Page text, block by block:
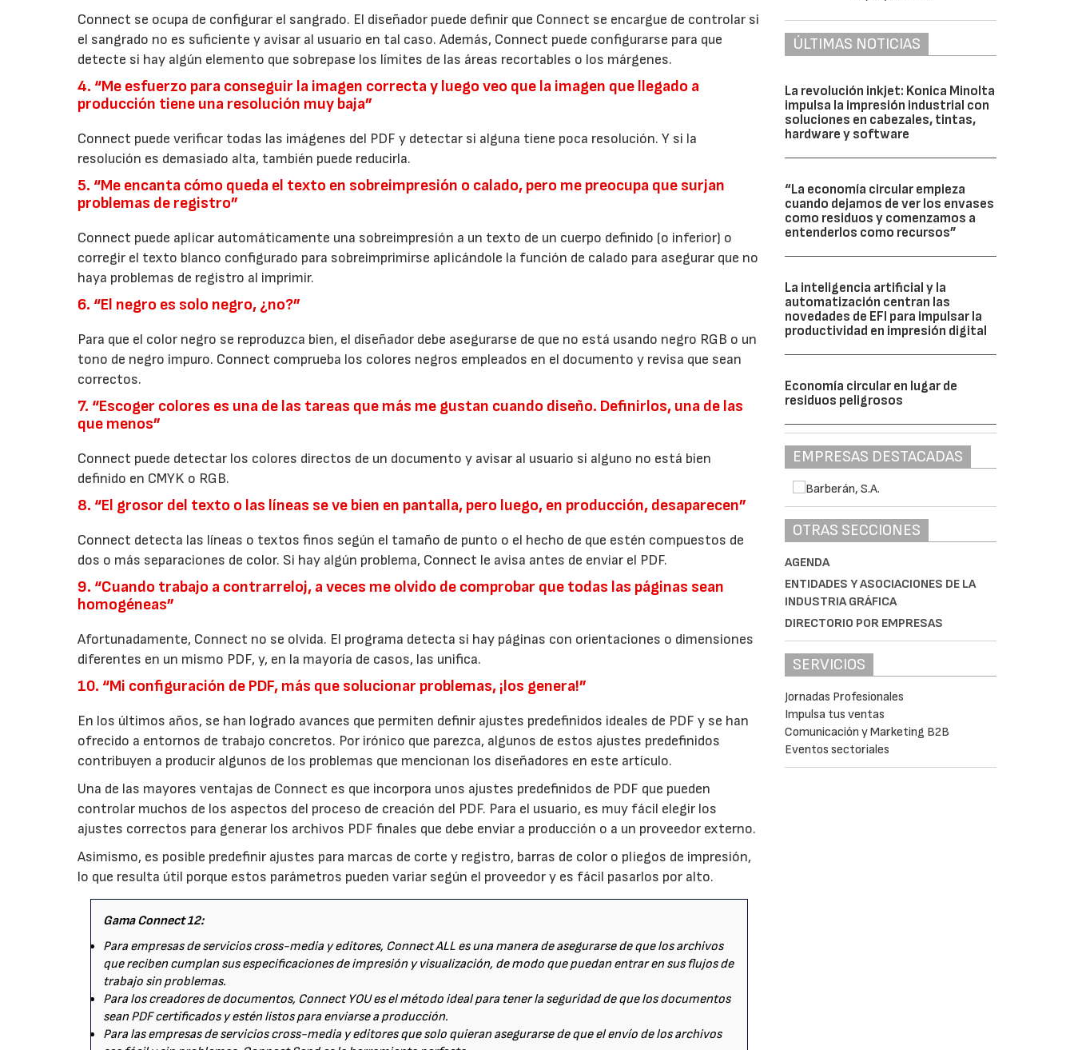
Connect se ocupa de configurar el sangrado. El diseñador puede definir que Connect se encargue de controlar si
el sangrado no es suficiente y avisar al usuario en tal caso. Además, Connect puede configurarse para que
detecte si hay algún elemento que sobrepase los límites de las áreas recortables o los márgenes.
4. “Me esfuerzo para conseguir la imagen correcta y luego veo que la imagen que llegado a
producción tiene una resolución muy baja”
Connect puede verificar todas las imágenes del PDF y detectar si alguna tiene poca resolución. Y si la
resolución es demasiado alta, también puede reducirla.
5. “Me encanta cómo queda el texto en sobreimpresión o calado, pero me preocupa que surjan
problemas de registro”
Connect puede aplicar automáticamente una sobreimpresión a un texto de un cuerpo definido (o inferior) o
corregir el texto blanco configurado para sobreimprimirse aplicándole la función de calado para asegurar que no
haya problemas de registro al imprimir.
6. “El negro es solo negro, ¿no?”
Para que el color negro se reproduzca bien, el diseñador debe asegurarse de que no está usando negro RGB o un
tono de negro impuro. Connect comprueba los colores negros empleados en el documento y revisa que sean
correctos.
7. “Escoger colores es una de las tareas que más me gustan cuando diseño. Definirlos, una de las
que menos”
Connect puede detectar los colores directos de un documento y avisar al usuario si alguno no está bien
definido en CMYK o RGB.
8. “El grosor del texto o las líneas se ve bien en pantalla, pero luego, en producción, desaparecen”
Connect detecta las líneas o textos finos según el tamaño de punto o el hecho de que estén compuestos de
dos o más separaciones de color. Si hay algún problema, Connect le avisa antes de enviar el PDF.
9. “Cuando trabajo a contrarreloj, a veces me olvido de comprobar que todas las páginas sean
homogéneas”
Afortunadamente, Connect no se olvida. El programa detecta si hay páginas con orientaciones o dimensiones
diferentes en un mismo PDF, y, en la mayoría de casos, las unifica.
10. “Mi configuración de PDF, más que solucionar problemas, ¡los genera!”
En los últimos años, se han logrado avances que permiten definir ajustes predefinidos ideales de PDF y se han
ofrecido a entornos de trabajo concretos. Por irónico que parezca, algunos de estos ajustes predefinidos
contribuyen a producir algunos de los problemas que mencionan los diseñadores en este artículo.
Una de las mayores ventajas de Connect es que incorpora unos ajustes predefinidos de PDF que pueden
controlar muchos de los aspectos del proceso de creación del PDF. Para el usuario, es muy fácil elegir los
ajustes correctos para generar los archivos PDF finales que debe enviar a producción o a un proveedor externo.
Asimismo, es posible predefinir ajustes para marcas de corte y registro, barras de color o pliegos de impresión,
lo que resulta útil porque estos parámetros pueden variar según el proveedor y es fácil pasarlos por alto.
Gama Connect 12:
Para empresas de servicios cross-media y editores, Connect ALL es una manera de asegurarse de que los archivos
que reciben cumplan sus especificaciones de impresión y visualización, de modo que puedan entrar en sus flujos de
trabajo sin problemas.
Para los creadores de documentos, Connect YOU es el método ideal para tener la seguridad de que los documentos
sean PDF certificados y estén listos para enviarse a producción.
Para las empresas de servicios cross-media y editores que solo quieran asegurarse de que el envío de los archivos
ÚLTIMAS NOTICIAS
La revolución inkjet: Konica Minolta
impulsa la impresión industrial con
soluciones en cabezales, tintas,
hardware y software
“La economía circular empieza
cuando dejamos de ver los envases
como residuos y comenzamos a
entenderlos como recursos”
La inteligencia artificial y la
automatización centran las
novedades de EFI para impulsar la
productividad en impresión digital
Economía circular en lugar de
residuos peligrosos
EMPRESAS DESTACADAS
OTRAS SECCIONES
AGENDA
ENTIDADES Y ASOCIACIONES DE LA
INDUSTRIA GRÁFICA
DIRECTORIO POR EMPRESAS
SERVICIOS
Jornadas Profesionales
Impulsa tus ventas
Comunicación y Marketing B2B
Eventos sectoriales